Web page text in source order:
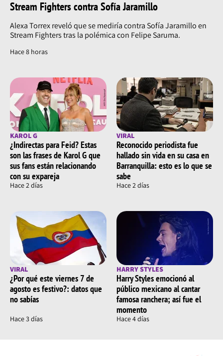
Stream Fighters contra Sofía Jaramillo
Alexa Torrex reveló que se mediría contra Sofía Jaramillo en
Stream Fighters tras la polémica con Felipe Saruma.
Hace 8 horas
KAROL G
¿Indirectas para Feid? Estas
son las frases de Karol G que
sus fans están relacionando
con su expareja
Hace 2 días
VIRAL
Reconocido periodista fue
hallado sin vida en su casa en
Barranquilla: esto es lo que se
sabe
Hace 2 días
VIRAL
¿Por qué este viernes 7 de
agosto es festivo?: datos que
no sabías
Hace 3 días
HARRY STYLES
Harry Styles emocionó al
público mexicano al cantar
famosa ranchera; así fue el
momento
Hace 4 días